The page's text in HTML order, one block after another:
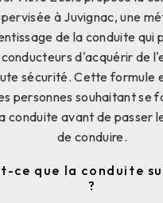
à Juvignac, une
de la conduite qui
d'acquérir de
sécurité. Cette formule
personnes souhaitant se
conduite avant de passer
de conduire.
ce que la conduite
?